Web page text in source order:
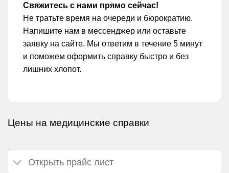
Свяжитесь с нами прямо сейчас!
Не тратьте время на очереди и бюрократию.
Напишите нам в мессенджер или оставьте
заявку на сайте. Мы ответим в течение 5 минут
и поможем оформить справку быстро и без
лишних хлопот.
Цены на медицинские справки
Открыть прайс лист